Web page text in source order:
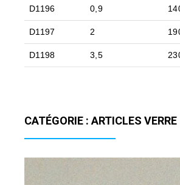
D1196 0,9
D1197 2
D1198 3,5
CATÉGORIE : ARTICLES VERRE